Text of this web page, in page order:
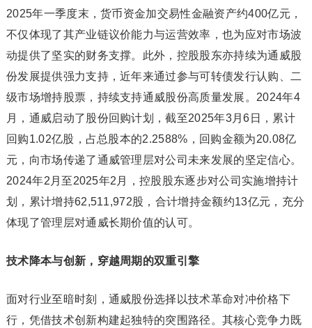
2025年一季度末，货币资金加交易性金融资产约400亿元，
不仅体现了其产业链议价能力与运营效率，也为应对市场波
动提供了坚实的财务支撑。此外，控股股东亦持续为通威股
份发展提供强力支持，近年来通过参与可转债发行认购、二
级市场增持股票，持续支持通威股份高质量发展。2024年4
月，通威启动了股份回购计划，截至2025年3月6日，累计
回购1.02亿股，占总股本的2.2588%，回购金额为20.08亿
元，向市场传递了通威管理层对公司未来发展的坚定信心。
2024年2月至2025年2月，控股股东逐步对公司实施增持计
划，累计增持62,511,972股，合计增持金额约13亿元，充分
体现了管理层对通威长期价值的认可。
技术降本与创新，穿越周期的双重引擎
面对行业至暗时刻，通威股份选择以技术革命对冲价格下
行，凭借技术创新构建起独特的突围路径。其核心竞争力既